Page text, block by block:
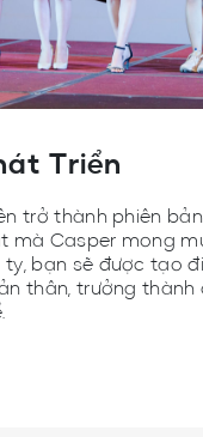
Triển
trở thành phiên
mà Casper mong
bạn sẽ được tạo
thân, trưởng thành